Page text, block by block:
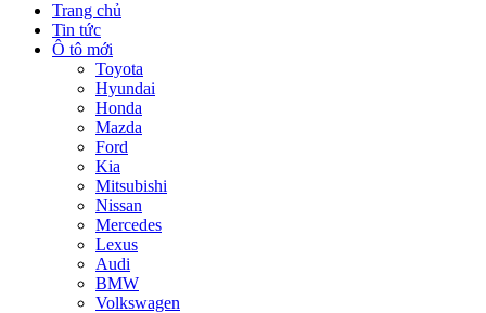
Trang chủ
Tin tức
Ô tô mới
Toyota
Hyundai
Honda
Mazda
Ford
Kia
Mitsubishi
Nissan
Mercedes
Lexus
Audi
BMW
Volkswagen